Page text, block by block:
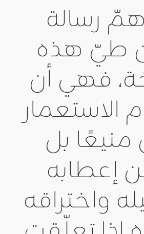
رسالة
طيّ هذه
فهي أن
الاستعمار
بل
إعطابه
واختراقه